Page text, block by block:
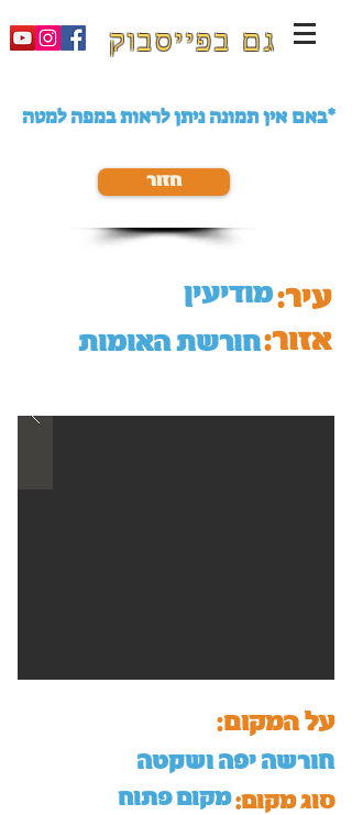
גם בפייסבוק
באם אין תמונה ניתן לראות במפה למטה*
חזור
מודיעין
חורשת האומות
עיר:
אזור:
על המקום:
חורשה יפה ושקטה
סוג מקום:מקום פתוח